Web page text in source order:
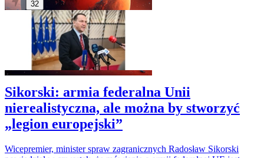
32
Sikorski: armia federalna Unii
nierealistyczna, ale można by stworzyć
„legion europejski”
Wicepremier, minister spraw zagranicznych Radosław Sikorski